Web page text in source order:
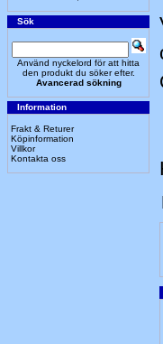
Sök
Använd nyckelord för att hitta
den produkt du söker efter.
Avancerad sökning
Information
Frakt & Returer
Köpinformation
Villkor
Kontakta oss